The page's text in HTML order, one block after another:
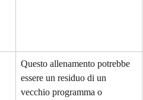
Questo allenamento potrebbe
essere un residuo di un
vecchio programma o